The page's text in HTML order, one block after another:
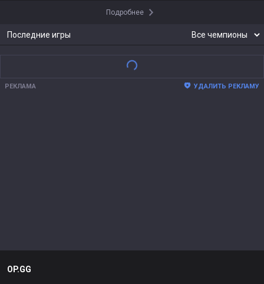
Подробнее
Последние игры
РЕКЛАМА УДАЛИТЬ РЕКЛАМУ
OP.GG